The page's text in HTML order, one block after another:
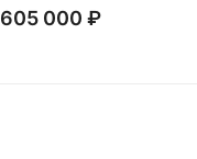
605 000 ₽